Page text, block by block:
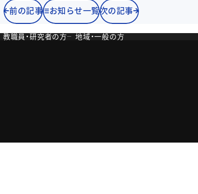
前の記事 お知らせ一覧次の記事
教職員・研究者の方
地域・一般の方